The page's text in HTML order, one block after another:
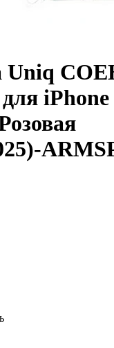
Uniq
iPhone